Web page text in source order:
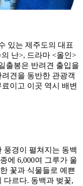
있는 제주도의 대표
난>, 드라마 <올인>
출봉은 반려견 출입을
견을 동반한 관광객
이고 이곳 역시 배변
풍경이 펼쳐지는 동백
에 6,000여 그루가 울
꽃과 식물들로 예쁜
다르다. 동백과 벚꽃,